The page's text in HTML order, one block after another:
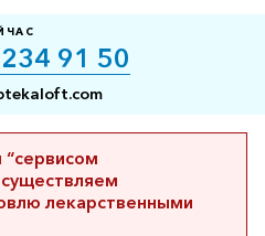
91 50
лекарственными